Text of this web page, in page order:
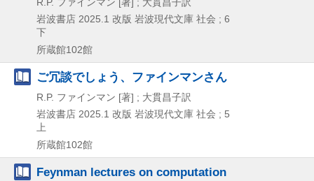
岩波書店 2025.1 改版 岩波現代文庫 社会 ; 6
下
所蔵館102館
ご冗談でしょう、ファインマンさん
R.P. ファインマン [著] ; 大貫昌子訳
岩波書店 2025.1 改版 岩波現代文庫 社会 ; 5
上
所蔵館102館
Feynman lectures on computation